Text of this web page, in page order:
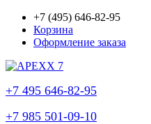
+7 (495) 646-82-95
Корзина
Оформление заказа
+7 495 646-82-95
+7 985 501-09-10